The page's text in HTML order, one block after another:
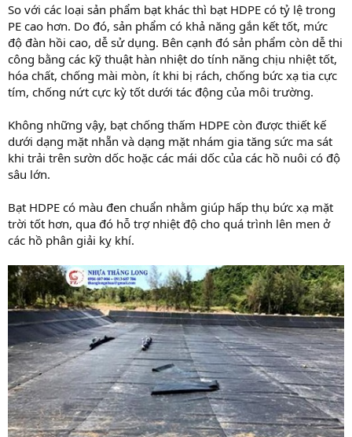
So với các loại sản phẩm bạt khác thì bạt HDPE có tỷ lệ trong
PE cao hơn. Do đó, sản phẩm có khả năng gắn kết tốt, mức
độ đàn hồi cao, dễ sử dụng. Bên cạnh đó sản phẩm còn dễ thi
công bằng các kỹ thuật hàn nhiệt do tính năng chịu nhiệt tốt,
hóa chất, chống mài mòn, ít khi bị rách, chống bức xạ tia cực
tím, chống nứt cực kỳ tốt dưới tác động của môi trường.
Không những vậy, bạt chống thấm HDPE còn được thiết kế
dưới dạng mặt nhẵn và dạng mặt nhám gia tăng sức ma sát
khi trải trên sườn dốc hoặc các mái dốc của các hồ nuôi có độ
sâu lớn.
Bạt HDPE có màu đen chuẩn nhằm giúp hấp thụ bức xạ mặt
trời tốt hơn, qua đó hỗ trợ nhiệt độ cho quá trình lên men ở
các hồ phân giải kỵ khí.